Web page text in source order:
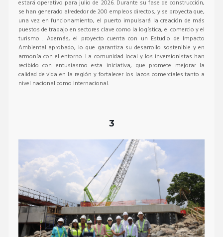
estará operativo para julio de 2026. Durante su fase de construcción,
se han generado alrededor de 200 empleos directos, y se proyecta que,
una vez en funcionamiento, el puerto impulsará la creación de más
puestos de trabajo en sectores clave como la logística, el comercio y el
turismo . Además, el proyecto cuenta con un Estudio de Impacto
Ambiental aprobado, lo que garantiza su desarrollo sostenible y en
armonía con el entorno. La comunidad local y los inversionistas han
recibido con entusiasmo esta iniciativa, que promete mejorar la
calidad de vida en la región y fortalecer los lazos comerciales tanto a
nivel nacional como internacional.
3